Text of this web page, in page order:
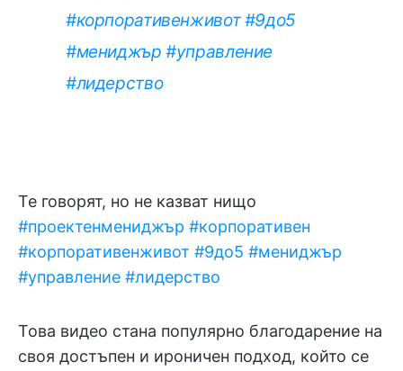
#корпоративенживот #9до5
#мениджър #управление
#лидерство
Те говорят, но не казват нищо
#проектенмениджър #корпоративен
#корпоративенживот #9до5 #мениджър
#управление #лидерство
Това видео стана популярно благодарение на
своя достъпен и ироничен подход, който се